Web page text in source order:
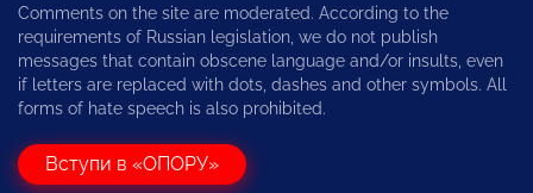
Comments on the site are moderated. According to the
requirements of Russian legislation, we do not publish
messages that contain obscene language and/or insults, even
if letters are replaced with dots, dashes and other symbols. All
forms of hate speech is also prohibited.
Вступи в «ОПОРУ»